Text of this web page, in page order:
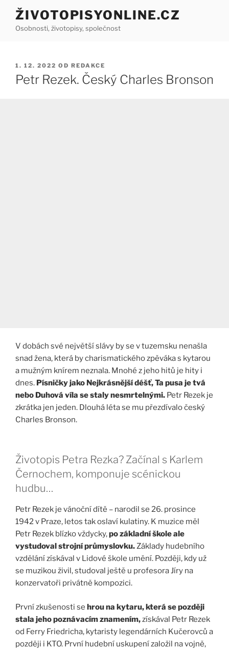
Přejít
obsahu
ŽIVOTOPISYONLINE.CZ
Osobnosti, životopisy, společnost
PUBLIKOVÁNO
1. 12. 2022 OD REDAKCE
Petr Rezek. Český Charles Bronson
V dobách své největší slávy by se v tuzemsku nenašla
snad žena, která by charismatického zpěváka s kytarou
a mužným knírem neznala. Mnohé z jeho hitů je hity i
dnes. Písničky jako Nejkrásnější déšť, Ta pusa je tvá
nebo Duhová víla se staly nesmrtelnými. Petr Rezek je
zkrátka jen jeden. Dlouhá léta se mu přezdívalo český
Charles Bronson.
Životopis Petra Rezka? Začínal s Karlem
Černochem, komponuje scénickou
hudbu…
Petr Rezek je vánoční dítě – narodil se 26. prosince
1942 v Praze, letos tak oslaví kulatiny. K muzice měl
Petr Rezek blízko vždycky,po základní škole ale
vystudoval strojní průmyslovku.Základy hudebního
vzdělání získával v Lidové škole umění. Později, kdy už
se muzikou živil, studoval ještě u profesora Jíry na
konzervatoři privátně kompozici.
První zkušenosti se hrou na kytaru, která se později
stala jeho poznávacím znamením,získával Petr Rezek
od Ferry Friedricha, kytaristy legendárních Kučerovců a
později i KTO. První hudební uskupení založil na vojně,